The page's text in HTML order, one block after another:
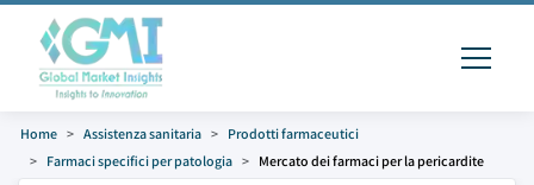
Home Assistenza sanitaria
Prodotti farmaceutici
Farmaci specifici per patologia
Mercato dei farmaci per la pericardite